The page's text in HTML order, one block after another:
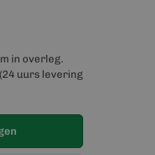
in overleg.
uurs levering